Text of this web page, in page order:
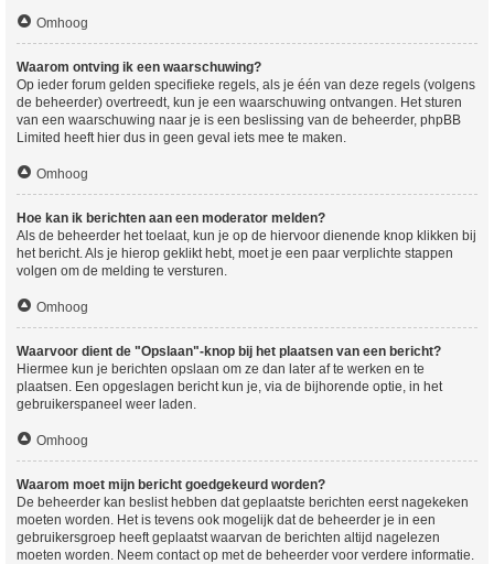
Omhoog
Waarom ontving ik een waarschuwing?
Op ieder forum gelden specifieke regels, als je één van deze regels (volgens
de beheerder) overtreedt, kun je een waarschuwing ontvangen. Het sturen
van een waarschuwing naar je is een beslissing van de beheerder, phpBB
Limited heeft hier dus in geen geval iets mee te maken.
Omhoog
Hoe kan ik berichten aan een moderator melden?
Als de beheerder het toelaat, kun je op de hiervoor dienende knop klikken bij
het bericht. Als je hierop geklikt hebt, moet je een paar verplichte stappen
volgen om de melding te versturen.
Omhoog
Waarvoor dient de "Opslaan"-knop bij het plaatsen van een bericht?
Hiermee kun je berichten opslaan om ze dan later af te werken en te
plaatsen. Een opgeslagen bericht kun je, via de bijhorende optie, in het
gebruikerspaneel weer laden.
Omhoog
Waarom moet mijn bericht goedgekeurd worden?
De beheerder kan beslist hebben dat geplaatste berichten eerst nagekeken
moeten worden. Het is tevens ook mogelijk dat de beheerder je in een
gebruikersgroep heeft geplaatst waarvan de berichten altijd nagelezen
moeten worden. Neem contact op met de beheerder voor verdere informatie.